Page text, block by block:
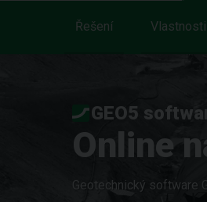
Řešení Vlastnosti
GEO5
Online
Geotechnický software